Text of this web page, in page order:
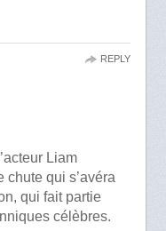
Liam
chute qui s’avéra
qui fait partie
célèbres.
REPLY